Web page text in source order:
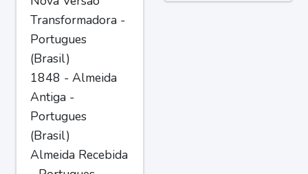
Transformadora -
Portugues
(Brasil)
1848 - Almeida
Antiga -
Portugues
(Brasil)
Almeida Recebida